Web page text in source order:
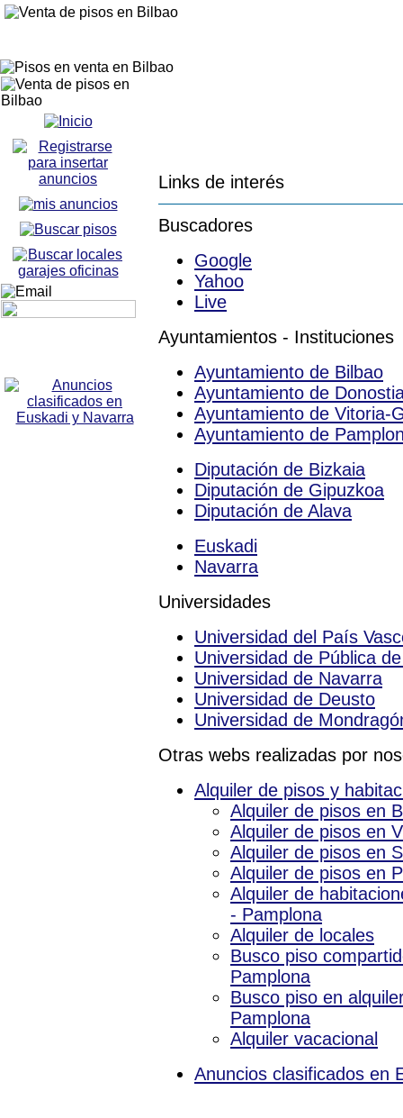
Links de interés
Buscadores
Google
Yahoo
Live
Ayuntamientos - Instituciones
Ayuntamiento de Bilbao
Ayuntamiento de
Ayuntamiento de Vitoria-
Ayuntamiento de
Diputación de Bizkaia
Diputación de Gipuzkoa
Diputación de Alava
Euskadi
Navarra
Universidades
Universidad del País
Universidad de Pública
Universidad de Navarra
Universidad de Deusto
Universidad de
Otras webs realizadas por
Alquiler de pisos y
Alquiler de pisos en
Alquiler de pisos en
Alquiler de pisos en
Alquiler de pisos en
Alquiler de
- Pamplona
Alquiler de locales
Busco piso
Pamplona
Busco piso en
Pamplona
Alquiler vacacional
Anuncios clasificados en